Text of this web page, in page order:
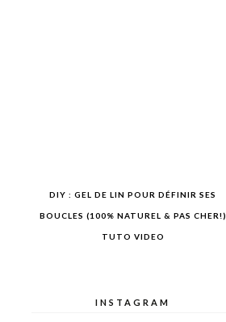
DIY : GEL DE LIN POUR DÉFINIR SES
BOUCLES (100% NATUREL & PAS CHER!)
TUTO VIDEO
INSTAGRAM